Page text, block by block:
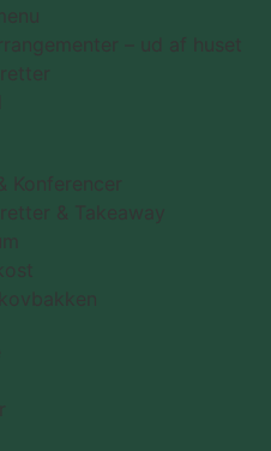
– ud af huset
Konferencer
& Takeaway